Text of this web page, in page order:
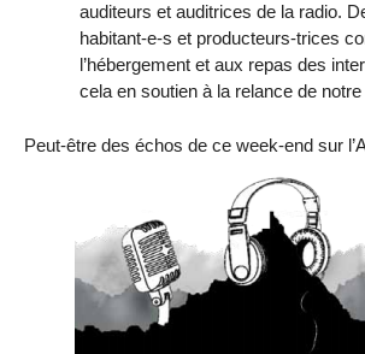
auditeurs et auditrices de la radio.
habitant-e-s et producteurs-trices
l’hébergement et aux repas des
cela en soutien à la relance de notre
Peut-être des échos de ce week-end sur